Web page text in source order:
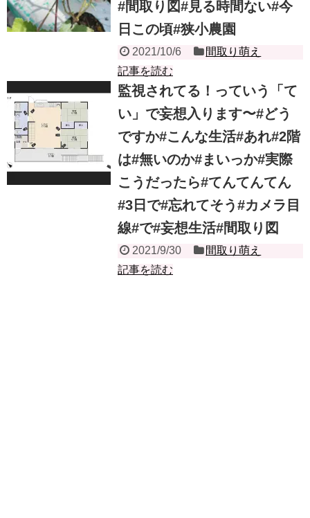
#間取り図#見る時間ない#今
日この頃#狭小農園
2021/10/6
間取り萌え
記事を読む
監視されてる！っていう「て
い」で妄想入ります〜#どう
ですか#こんな生活#あれ#2階
は#無いのか#まいっか#実際
こうだったら#てんてんてん
#3日で#忘れてそう#カメラ目
線#で#妄想生活#間取り図
2021/9/30
間取り萌え
記事を読む